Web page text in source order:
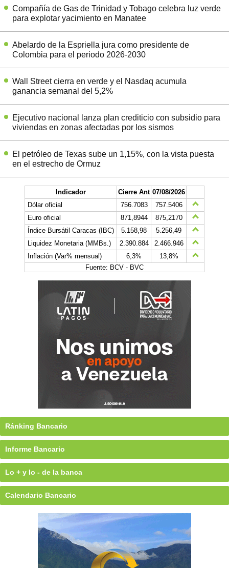
Compañía de Gas de Trinidad y Tobago celebra luz verde
para explotar yacimiento en Manatee
Abelardo de la Espriella jura como presidente de
Colombia para el periodo 2026-2030
Wall Street cierra en verde y el Nasdaq acumula
ganancia semanal del 5,2%
Ejecutivo nacional lanza plan crediticio con subsidio para
viviendas en zonas afectadas por los sismos
El petróleo de Texas sube un 1,15%, con la vista puesta
en el estrecho de Ormuz
Indicador Cierre Ant 07/08/2026
Dólar oficial
756.7083
757.5406
Euro oficial
871,8944
875,2170
Índice Bursátil Caracas (IBC)
5.158,98
5.256,49
Liquidez Monetaria (MMBs.)
2.390.884
2.466.946
Inflación (Var% mensual)
6,3%
13,8%
Fuente: BCV - BVC
Ránking Bancario
Informe Bancario
Lo + y lo - de la banca
Calendario Bancario